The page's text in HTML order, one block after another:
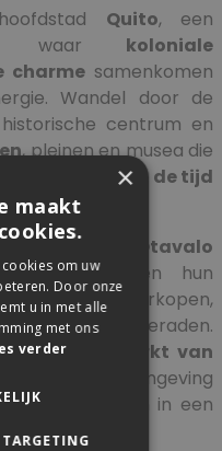
Quito, een
waar koloniale
charme samenkomen
Wandel door de
centrum en
, pleinen en musea die
teruggaat totde tijd
markten
Otavalo
hun
goederenverkopen,
, keramiek en sieraden.
dedierenmarkt van
uit de omgeving
en verkopen in een
×
maakt
om uw
Door onze
u in met alle
met ons
verder
TARGETING